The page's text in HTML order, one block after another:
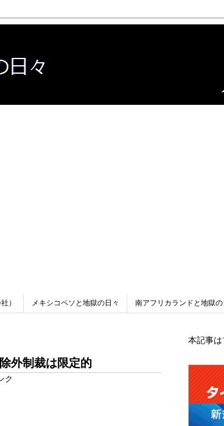
） メキシコペソと地獄の日々 南アフリカランドと地獄
外制裁は限定的
ク
本記事